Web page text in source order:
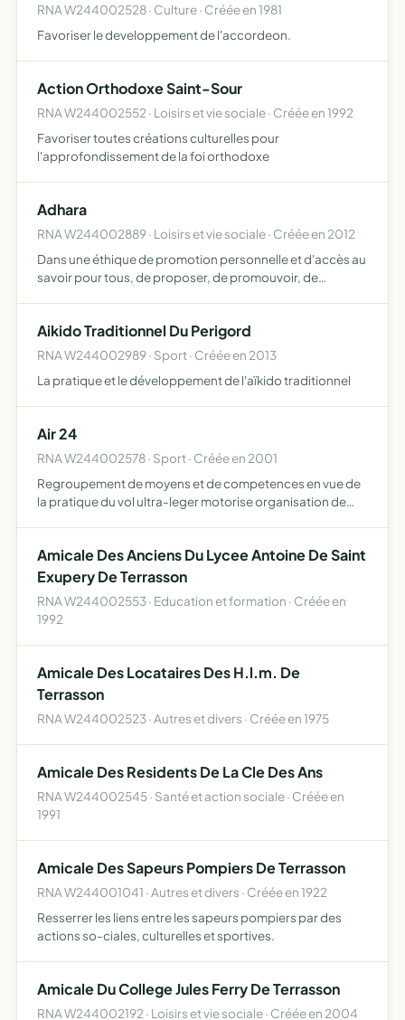
RNA W244002528 · Culture · Créée en 1981
Favoriser le developpement de l'accordeon.
Action Orthodoxe Saint-Sour
RNA W244002552 · Loisirs et vie sociale · Créée en 1992
Favoriser toutes créations culturelles pour
l'approfondissement de la foi orthodoxe
Adhara
RNA W244002889 · Loisirs et vie sociale · Créée en 2012
Dans une éthique de promotion personnelle et d'accès au
savoir pour tous, de proposer, de promouvoir, de
l'épanouisseme…
Aikido Traditionnel Du Perigord
RNA W244002989 · Sport · Créée en 2013
La pratique et le développement de l'aïkido traditionnel
Air 24
RNA W244002578 · Sport · Créée en 2001
Regroupement de moyens et de competences en vue de
la pratique du vol ultra-leger motorise organisation de
Amicale Des Anciens Du Lycee Antoine De Saint
Exupery De Terrasson
RNA W244002553 · Education et formation · Créée en
1992
Amicale Des Locataires Des H.l.m. De
Terrasson
RNA W244002523 · Autres et divers · Créée en 1975
Amicale Des Residents De La Cle Des Ans
RNA W244002545 · Santé et action sociale · Créée en
1991
Amicale Des Sapeurs Pompiers De Terrasson
RNA W244001041 · Autres et divers · Créée en 1922
Resserrer les liens entre les sapeurs pompiers par des
actions so-ciales, culturelles et sportives.
Amicale Du College Jules Ferry De Terrasson
RNA W244002192 · Loisirs et vie sociale · Créée en 2004